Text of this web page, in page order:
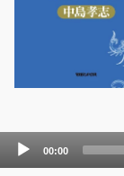
Audio
00:00